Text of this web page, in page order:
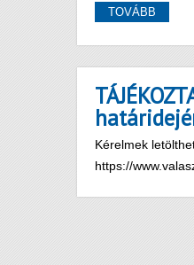
TOVÁBB
Kérelmek
https://